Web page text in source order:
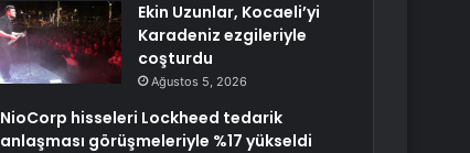
Ekin Uzunlar, Kocaeli’yi
Karadeniz ezgileriyle
coşturdu
Ağustos 5, 2026
NioCorp hisseleri Lockheed tedarik
anlaşması görüşmeleriyle %17 yükseldi